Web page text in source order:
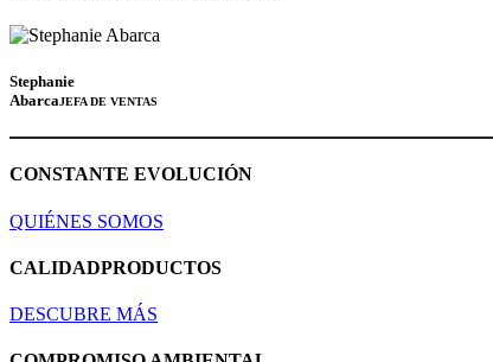
Stephanie
AbarcaJEFA DE VENTAS
CONSTANTE EVOLUCIÓN
QUIÉNES SOMOS
CALIDADPRODUCTOS
DESCUBRE MÁS